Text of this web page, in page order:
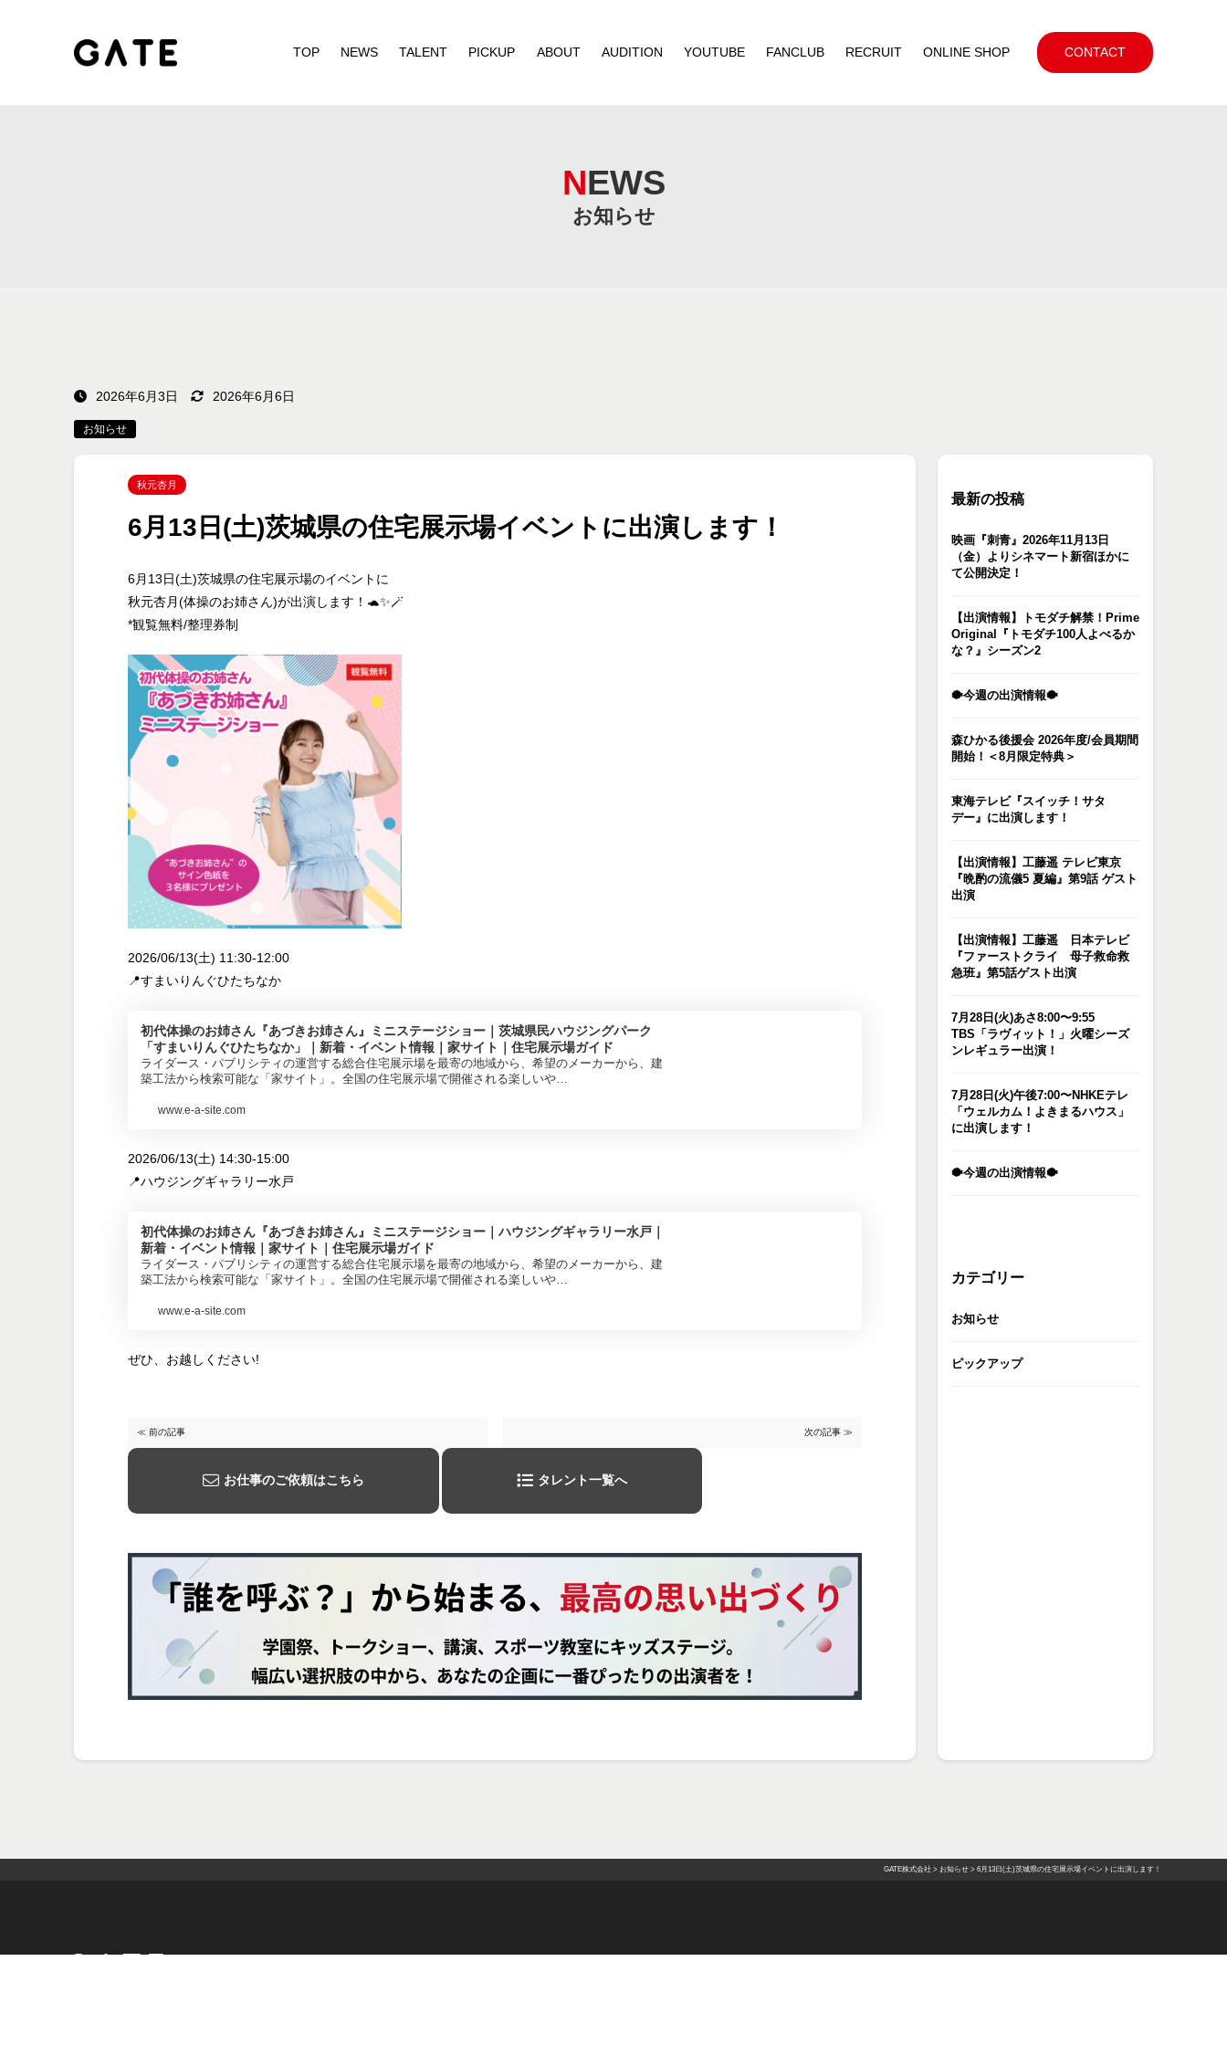
TOP NEWS TALENT PICKUP ABOUT AUDITION YOUTUBE FANCLUB RECRUIT ONLINE SHOP CONTACT
NEWS
お知らせ
2026年6月3日 2026年6月6日
お知らせ
秋元杏月
6月13日(土)茨城県の住宅展示場イベントに出演します！
6月13日(土)茨城県の住宅展示場のイベントに
秋元杏月(体操のお姉さん)が出演します！🐢✨🪄
*観覧無料/整理券制
2026/06/13(土) 11:30-12:00
📍すまいりんぐひたちなか
初代体操のお姉さん『あづきお姉さん』ミニステージショー｜茨城県民ハウジングパーク
「すまいりんぐひたちなか」｜新着・イベント情報｜家サイト｜住宅展示場ガイド
ライダース・パブリシティの運営する総合住宅展示場を最寄の地域から、希望のメーカーから、建
築工法から検索可能な「家サイト」。全国の住宅展示場で開催される楽しいや…
www.e-a-site.com
2026/06/13(土) 14:30-15:00
📍ハウジングギャラリー水戸
初代体操のお姉さん『あづきお姉さん』ミニステージショー｜ハウジングギャラリー水戸｜
新着・イベント情報｜家サイト｜住宅展示場ガイド
ライダース・パブリシティの運営する総合住宅展示場を最寄の地域から、希望のメーカーから、建
築工法から検索可能な「家サイト」。全国の住宅展示場で開催される楽しいや…
www.e-a-site.com
ぜひ、お越しください!
≪ 前の記事 次の記事 ≫
お仕事のご依頼はこちら タレント一覧へ
最新の投稿
映画『刺青』2026年11月13日
（金）よりシネマート新宿ほかに
て公開決定！
【出演情報】トモダチ解禁！Prime
Original『トモダチ100人よべるか
な？』シーズン2
🐡今週の出演情報🐡
森ひかる後援会 2026年度/会員期間
開始！＜8月限定特典＞
東海テレビ『スイッチ！サタ
デー』に出演します！
【出演情報】工藤遥 テレビ東京
『晩酌の流儀5 夏編』第9話 ゲスト
出演
【出演情報】工藤遥 日本テレビ
『ファーストクライ 母子救命救
急班』第5話ゲスト出演
7月28日(火)あさ8:00〜9:55
TBS「ラヴィット！」火曜シーズ
ンレギュラー出演！
7月28日(火)午後7:00〜NHKEテレ
「ウェルカム！よきまるハウス」
に出演します！
🐡今週の出演情報🐡
カテゴリー
お知らせ
ピックアップ
GATE株式会社 > お知らせ > 6月13日(土)茨城県の住宅展示場イベントに出演します！